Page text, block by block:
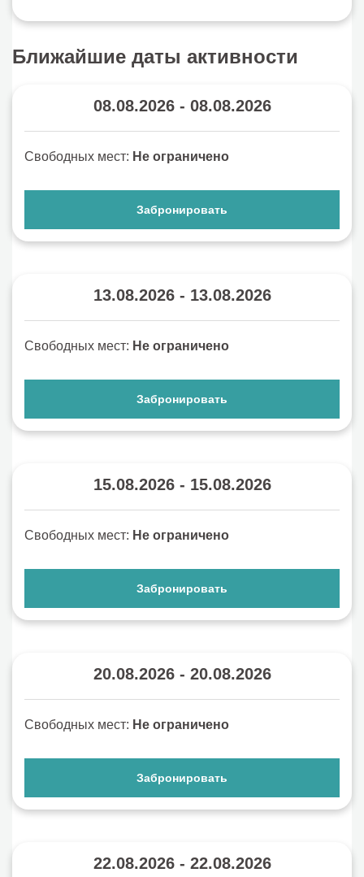
Ближайшие даты активности
08.08.2026 - 08.08.2026
Свободных мест: Не ограничено
Забронировать
13.08.2026 - 13.08.2026
Свободных мест: Не ограничено
Забронировать
15.08.2026 - 15.08.2026
Свободных мест: Не ограничено
Забронировать
20.08.2026 - 20.08.2026
Свободных мест: Не ограничено
Забронировать
22.08.2026 - 22.08.2026